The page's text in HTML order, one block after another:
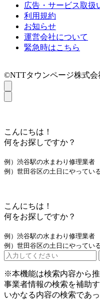
広告・サービス取扱
利用規約
お知らせ
運営会社について
緊急時はこちら
©NTTタウンページ株式会
こんにちは！
何をお探しですか？
例）渋谷駅の水まわり修理業者
例）世田谷区の土日にやってい
こんにちは！
何をお探しですか？
例）渋谷駅の水まわり修理業者
例）世田谷区の土日にやってい
※本機能は検索内容から
事業者情報の検索を補助す
いかなる内容の検索であ